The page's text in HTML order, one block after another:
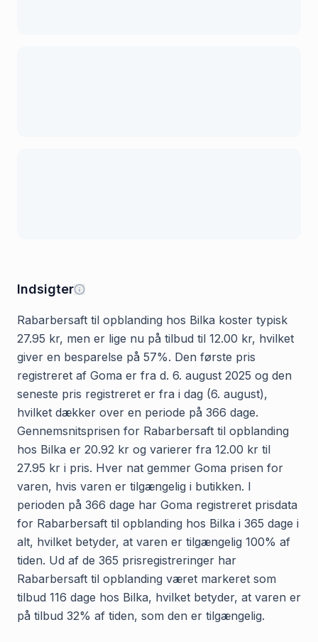
Indsigter
Rabarbersaft til opblanding hos Bilka koster typisk
27.95 kr, men er lige nu på tilbud til 12.00 kr, hvilket
giver en besparelse på 57%. Den første pris
registreret af Goma er fra d. 6. august 2025 og den
seneste pris registreret er fra i dag (6. august),
hvilket dækker over en periode på 366 dage.
Gennemsnitsprisen for Rabarbersaft til opblanding
hos Bilka er 20.92 kr og varierer fra 12.00 kr til
27.95 kr i pris. Hver nat gemmer Goma prisen for
varen, hvis varen er tilgængelig i butikken. I
perioden på 366 dage har Goma registreret prisdata
for Rabarbersaft til opblanding hos Bilka i 365 dage i
alt, hvilket betyder, at varen er tilgængelig 100% af
tiden. Ud af de 365 prisregistreringer har
Rabarbersaft til opblanding været markeret som
tilbud 116 dage hos Bilka, hvilket betyder, at varen er
på tilbud 32% af tiden, som den er tilgængelig.